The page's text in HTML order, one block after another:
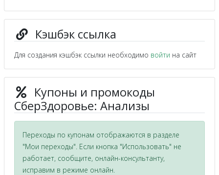
Кэшбэк ссылка
Для создания кэшбэк ссылки необходимо войти на сайт
Купоны и промокоды
СберЗдоровье: Анализы
Переходы по купонам отображаются в разделе
"Мои переходы". Если кнопка "Использовать" не
работает, сообщите, онлайн-консультанту,
исправим в режиме онлайн.